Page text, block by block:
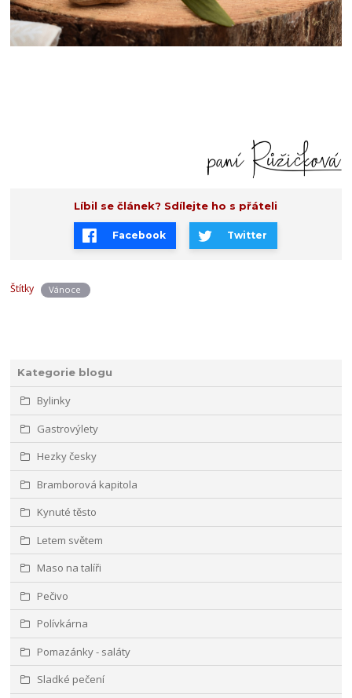
Kategorie blogu
Bylinky
Gastrovýlety
Hezky česky
Bramborová kapitola
Kynuté těsto
Letem světem
Maso na talíři
Pečivo
Polívkárna
Pomazánky - saláty
Sladké pečení
Líbil se článek? Sdílejte ho s přáteli
Facebook Twitter
Štítky Vánoce